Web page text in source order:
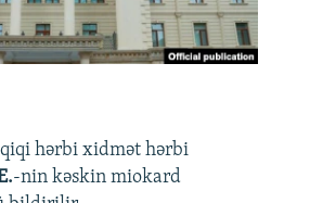
hərbi xidmət hərbi
-nin kəskin miokard